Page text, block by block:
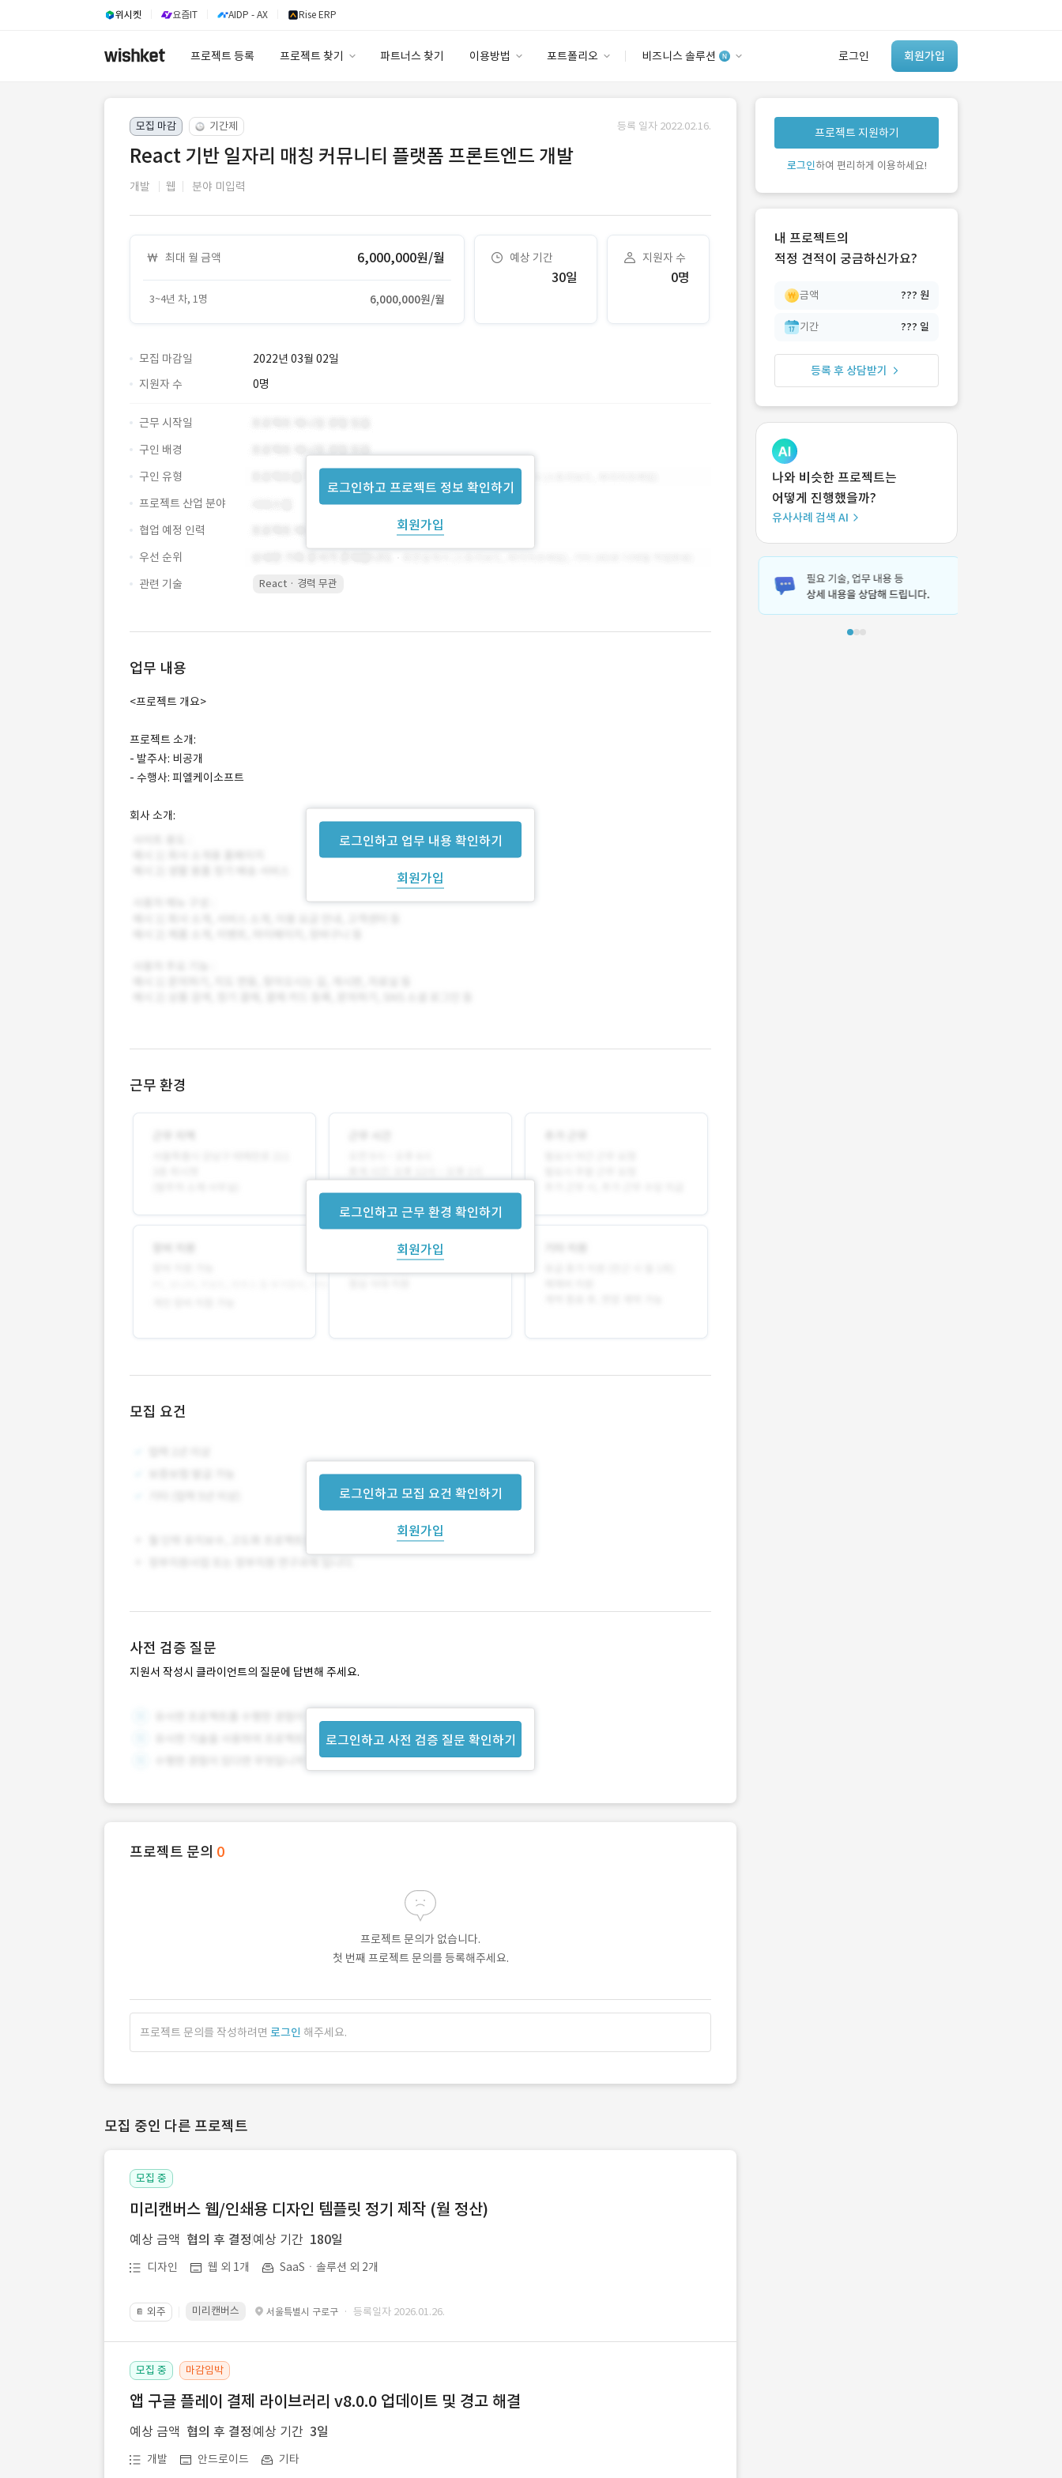
위시켓 요즘IT AIDP - AX Rise ERP
프로젝트 등록 프로젝트 찾기 파트너스 찾기 이용방법 포트폴리오 비즈니스 솔루션 로그인 회원가입
이용요금
고객센터
안심 코드 케어
유사사례 검색 AI
‘이런 거’ 만들어본
개발 회사 있어?
모집 마감 기간제 등록 일자 2022.02.16.
React 기반 일자리 매칭 커뮤니티 플랫폼 프론트엔드 개발
개발 웹 분야 미입력
최대 월 금액 6,000,000원/월
3~4년 차, 1명 6,000,000원/월
예상 기간
30일
지원자 수
0명
모집 마감일
2022년 03월 02일
지원자 수
0명
로그인하고 프로젝트 정보 확인하기
회원가입
근무 시작일
구인 배경
구인 유형
프로젝트 산업 분야
협업 예정 인력
우선 순위
관련 기술
React · 경력 무관
업무 내용
로그인하고 업무 내용 확인하기
회원가입
<프로젝트 개요>
프로젝트 소개:
- 발주사: 비공개
- 수행사: 피엘케이소프트
회사 소개:
근무 환경
로그인하고 근무 환경 확인하기
회원가입
모집 요건
로그인하고 모집 요건 확인하기
회원가입
사전 검증 질문
지원서 작성시 클라이언트의 질문에 답변해 주세요.
로그인하고 사전 검증 질문 확인하기
프로젝트 문의 0
프로젝트 문의가 없습니다.
첫 번째 프로젝트 문의를 등록해주세요.
프로젝트 문의를 작성하려면 로그인 해주세요.
모집 중인 다른 프로젝트
모집 중
미리캔버스 웹/인쇄용 디자인 템플릿 정기 제작 (월 정산)
예상 금액 협의 후 결정 예상 기간 180일
디자인 웹 외 1개 SaaSㆍ솔루션 외 2개
📔 외주 미리캔버스 서울특별시 구로구 · 등록일자 2026.01.26.
모집 중 마감임박
앱 구글 플레이 결제 라이브러리 v8.0.0 업데이트 및 경고 해결
예상 금액 협의 후 결정 예상 기간 3일
개발 안드로이드 기타
프로젝트 지원하기
로그인하여 편리하게 이용하세요!
내 프로젝트의
적정 견적이 궁금하신가요?
금액 ??? 원
기간 ??? 일
등록 후 상담받기
나와 비슷한 프로젝트는
어떻게 진행했을까?
유사사례 검색 AI